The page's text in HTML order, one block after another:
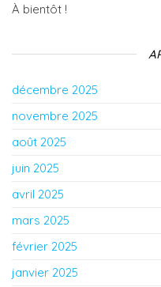
À bientôt !
décembre 2025
novembre 2025
août 2025
juin 2025
avril 2025
mars 2025
février 2025
janvier 2025